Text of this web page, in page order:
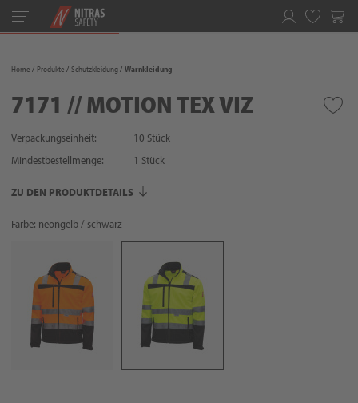
Toggle
navigation
Home Produkte Schutzkleidung Warnkleidung
7171 // MOTION TEX VIZ
Verpackungseinheit:
10 Stück
Mindestbestellmenge:
1 Stück
ZU DEN PRODUKTDETAILS
Farbe: neongelb / schwarz